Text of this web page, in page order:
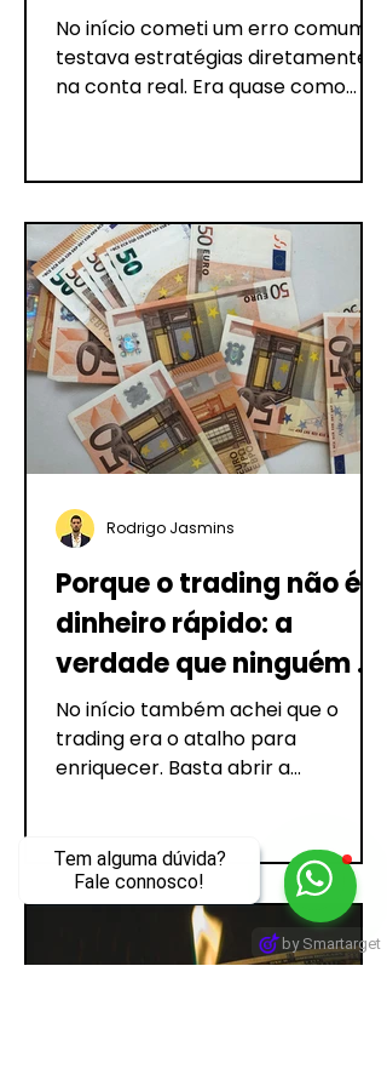
by Smartarget
Tem alguma dúvida?
Fale connosco!
dinheiro real
No início cometi um erro comum:
testava estratégias diretamente
na conta real. Era quase como
Porque o trading não é
dinheiro rápido: a
verdade que ninguém te
conta
No início também achei que o
trading era o atalho para
enriquecer. Basta abrir a
Rodrigo Jasmins